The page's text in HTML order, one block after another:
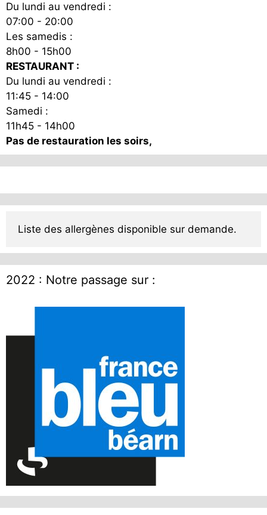
Du lundi au vendredi :
07:00 - 20:00
Les samedis :
8h00 - 15h00
RESTAURANT :
Du lundi au vendredi :
11:45 - 14:00
Samedi :
11h45 - 14h00
Pas de restauration les soirs,
Liste des allergènes disponible sur demande.
2022 : Notre passage sur :